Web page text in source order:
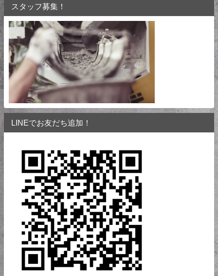
スタッフ募集！
LINEでお友だち追加！